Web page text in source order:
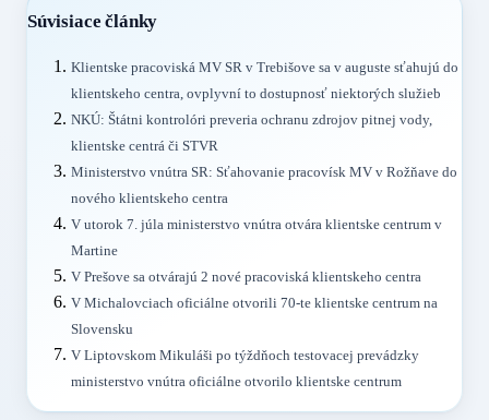
Súvisiace články
Klientske pracoviská MV SR v Trebišove sa v auguste sťahujú do
klientskeho centra, ovplyvní to dostupnosť niektorých služieb
NKÚ: Štátni kontrolóri preveria ochranu zdrojov pitnej vody,
klientske centrá či STVR
Ministerstvo vnútra SR: Sťahovanie pracovísk MV v Rožňave do
nového klientskeho centra
V utorok 7. júla ministerstvo vnútra otvára klientske centrum v
Martine
V Prešove sa otvárajú 2 nové pracoviská klientskeho centra
V Michalovciach oficiálne otvorili 70-te klientske centrum na
Slovensku
V Liptovskom Mikuláši po týždňoch testovacej prevádzky
ministerstvo vnútra oficiálne otvorilo klientske centrum